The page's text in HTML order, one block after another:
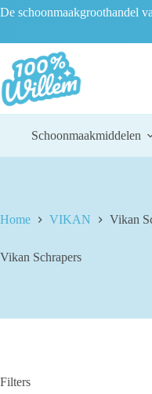
Ga
naar
De schoonmaakgroothandel
Schoonmaakmiddelen
Home VIKAN Vikan
Vikan Schrapers
Filters